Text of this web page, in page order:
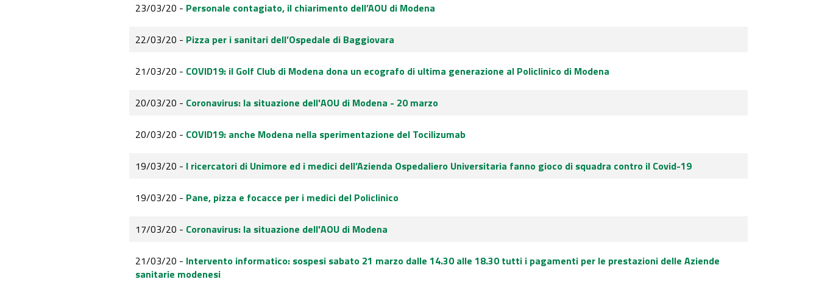
23/03/20 - Personale contagiato, il chiarimento dell’AOU di Modena
22/03/20 - Pizza per i sanitari dell’Ospedale di Baggiovara
21/03/20 - COVID19: il Golf Club di Modena dona un ecografo di ultima generazione al Policlinico di Modena
20/03/20 - Coronavirus: la situazione dell'AOU di Modena - 20 marzo
20/03/20 - COVID19: anche Modena nella sperimentazione del Tocilizumab
19/03/20 - I ricercatori di Unimore ed i medici dell’Azienda Ospedaliero Universitaria fanno gioco di squadra contro il Covid-19
19/03/20 - Pane, pizza e focacce per i medici del Policlinico
17/03/20 - Coronavirus: la situazione dell'AOU di Modena
21/03/20 - Intervento informatico: sospesi sabato 21 marzo dalle 14.30 alle 18.30 tutti i pagamenti per le prestazioni delle Aziende
sanitarie modenesi